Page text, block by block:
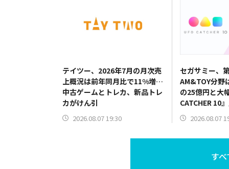
テイツー、2026年7月の月次売
上概況は前年同月比で11%増…
中古ゲームとトレカ、新品トレ
カがけん引
2026.08.07 19:30
セガサミー、
AM&TOY分野
の25億円と
CATCHER 10
だけでなく機
2026.08.07
す